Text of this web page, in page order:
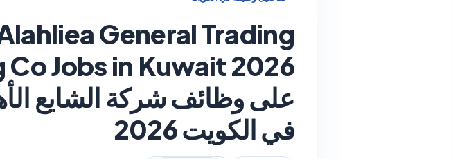
General Trading
على وظائف شركة الشايع
في الكويت 2026